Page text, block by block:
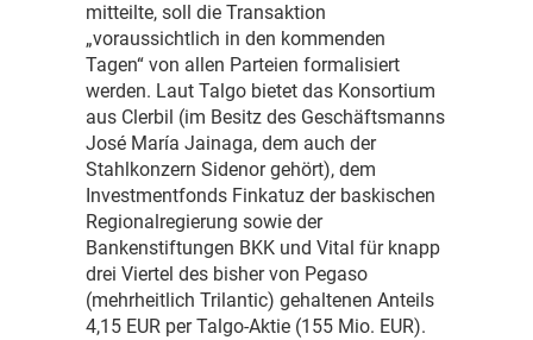
mitteilte, soll die Transaktion
„voraussichtlich in den kommenden
Tagen“ von allen Parteien formalisiert
werden. Laut Talgo bietet das Konsortium
aus Clerbil (im Besitz des Geschäftsmanns
José María Jainaga, dem auch der
Stahlkonzern Sidenor gehört), dem
Investmentfonds Finkatuz der baskischen
Regionalregierung sowie der
Bankenstiftungen BKK und Vital für knapp
drei Viertel des bisher von Pegaso
(mehrheitlich Trilantic) gehaltenen Anteils
4,15 EUR per Talgo-Aktie (155 Mio. EUR).